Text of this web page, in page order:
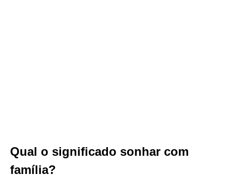
Qual o significado sonhar com
família?